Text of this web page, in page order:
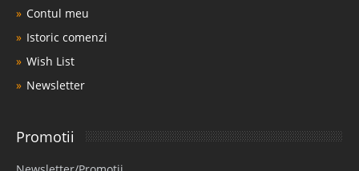
Contul meu
Istoric comenzi
Wish List
Newsletter
Promotii